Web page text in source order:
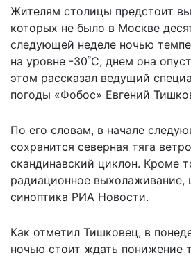
Жителям столицы предстоит
которых не было в Москве
следующей неделе ночью
на уровне -30˚С, днем она
этом рассказал ведущий
погоды «Фобос» Евгений
По его словам, в начале
сохранится северная тяга
скандинавский циклон. Кроме
радиационное выхолаживание,
синоптика РИА Новости.
Как отметил Тишковец, в
ночью стоит ждать понижение